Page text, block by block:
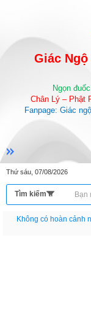
Giác Ngộ
Ngọn
Chân Lý – Phật
Fanpage: Giác
Thứ sáu, 07/08/2026
Nếu như không chịu